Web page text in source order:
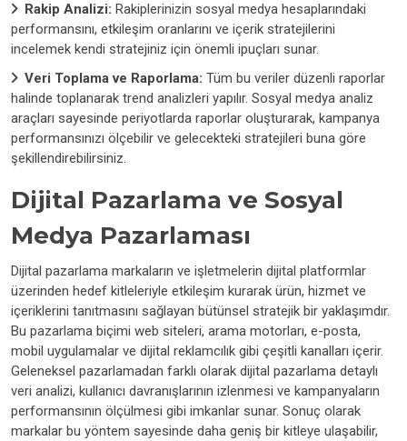
Rakip Analizi: Rakiplerinizin sosyal medya hesaplarındaki
performansını, etkileşim oranlarını ve içerik stratejilerini
incelemek kendi stratejiniz için önemli ipuçları sunar.
Veri Toplama ve Raporlama: Tüm bu veriler düzenli raporlar
halinde toplanarak trend analizleri yapılır. Sosyal medya analiz
araçları sayesinde periyotlarda raporlar oluşturarak, kampanya
performansınızı ölçebilir ve gelecekteki stratejileri buna göre
şekillendirebilirsiniz.
Dijital Pazarlama ve Sosyal
Medya Pazarlaması
Dijital pazarlama markaların ve işletmelerin dijital platformlar
üzerinden hedef kitleleriyle etkileşim kurarak ürün, hizmet ve
içeriklerini tanıtmasını sağlayan bütünsel stratejik bir yaklaşımdır.
Bu pazarlama biçimi web siteleri, arama motorları, e-posta,
mobil uygulamalar ve dijital reklamcılık gibi çeşitli kanalları içerir.
Geleneksel pazarlamadan farklı olarak dijital pazarlama detaylı
veri analizi, kullanıcı davranışlarının izlenmesi ve kampanyaların
performansının ölçülmesi gibi imkanlar sunar. Sonuç olarak
markalar bu yöntem sayesinde daha geniş bir kitleye ulaşabilir,